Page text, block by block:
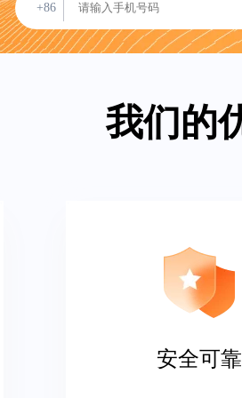
+86
我们的
安全可靠